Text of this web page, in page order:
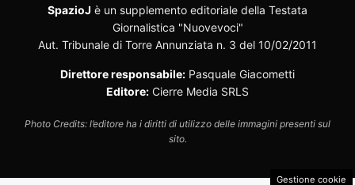
SpazioJ è un supplemento editoriale della Testata
Giornalistica "Nuovevoci"
Aut. Tribunale di Torre Annunziata n. 3 del 10/02/2011
Direttore responsabile: Pasquale Giacometti
Editore: Cierre Media SRLS
Photo Credits: l’editore ha i diritti di utilizzo delle immagini presenti sul
sito.
Gestione cookie